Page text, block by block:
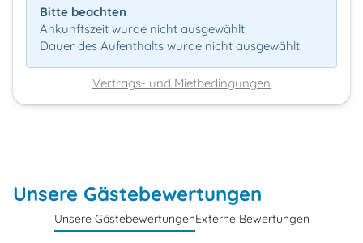
Bitte beachten
Ankunftszeit wurde nicht ausgewählt.
Dauer des Aufenthalts wurde nicht ausgewählt.
Vertrags- und Mietbedingungen
Unsere Gästebewertungen
Unsere GästebewertungenExterne Bewertungen